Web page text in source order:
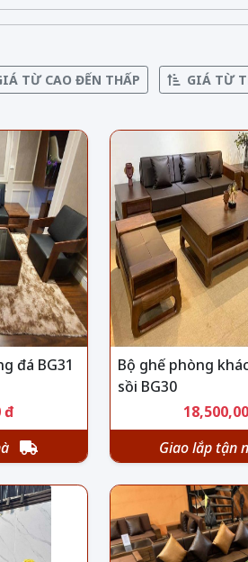
TỪ CAO ĐẾN THẤP GIÁ TỪ
đá BG31
đ
Bộ ghế phòng
sồi BG30
Giao lắp tận